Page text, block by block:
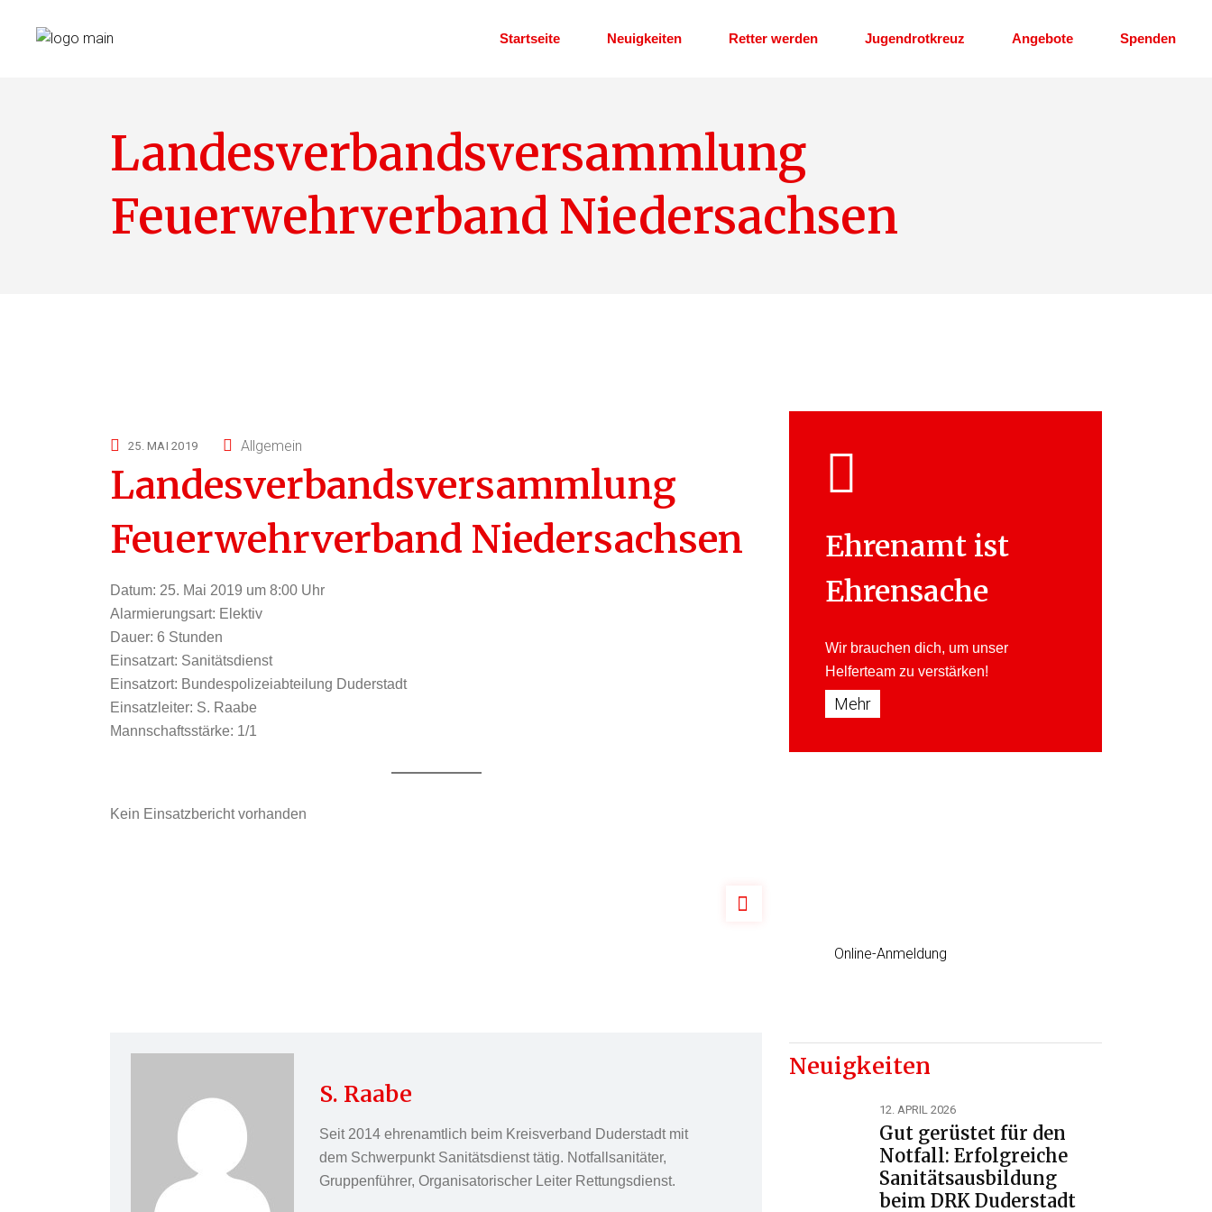
Startseite Neuigkeiten Retter werden
Dienstplan
Jugendrotkreuz Angebote Spenden
Landesverbandsversammlung
Feuerwehrverband Niedersachsen
25. MAI 2019 Allgemein
Landesverbandsversammlung
Feuerwehrverband Niedersachsen
Datum: 25. Mai 2019 um 8:00 Uhr
Alarmierungsart: Elektiv
Dauer: 6 Stunden
Einsatzart: Sanitätsdienst
Einsatzort: Bundespolizeiabteilung Duderstadt
Einsatzleiter: S. Raabe
Mannschaftsstärke: 1/1
Kein Einsatzbericht vorhanden
S. Raabe
Seit 2014 ehrenamtlich beim Kreisverband Duderstadt mit
dem Schwerpunkt Sanitätsdienst tätig. Notfallsanitäter,
Gruppenführer, Organisatorischer Leiter Rettungsdienst.
Ehrenamt ist
Ehrensache
Wir brauchen dich, um unser
Helferteam zu verstärken!
Mehr
Online-Anmeldung
Neuigkeiten
12. APRIL 2026
Gut gerüstet für den
Notfall: Erfolgreiche
Sanitätsausbildung
beim DRK Duderstadt